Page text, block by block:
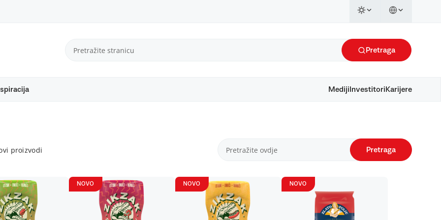
Pretraga
Mediji Investitori Karijere
proizvodi Pretraga
NOVO NOVO NOVO